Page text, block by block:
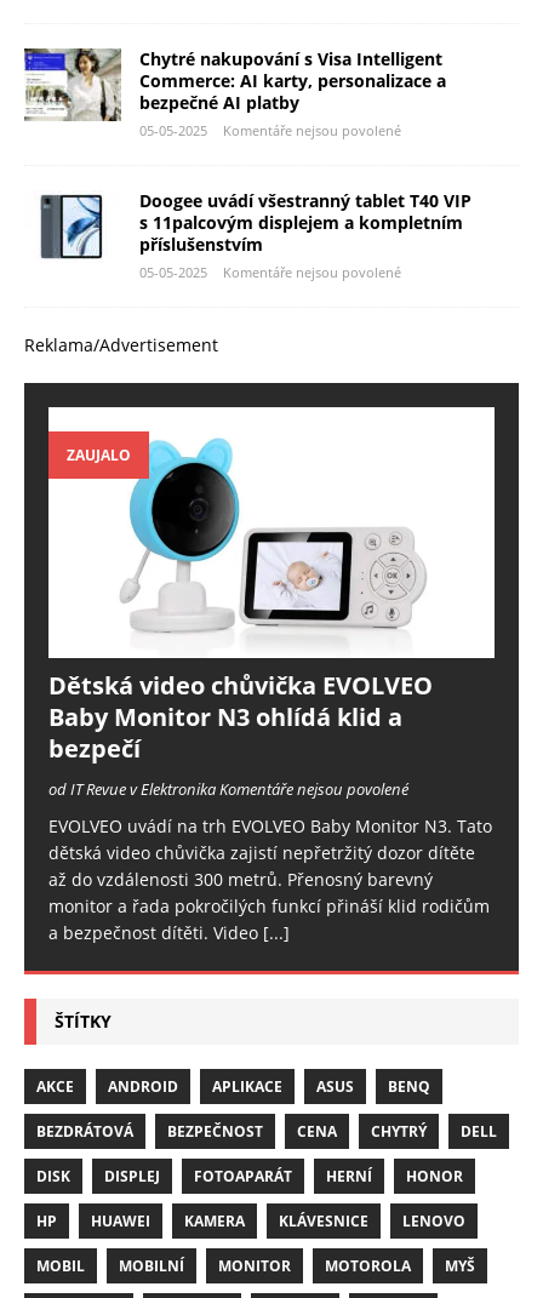
Chytré nakupování s Visa Intelligent
Commerce: AI karty, personalizace a
bezpečné AI platby
05-05-2025 Komentáře nejsou povolené
Doogee uvádí všestranný tablet T40 VIP
s 11palcovým displejem a kompletním
příslušenstvím
05-05-2025 Komentáře nejsou povolené
Reklama/Advertisement
ZAUJALO
Dětská video chůvička EVOLVEO
Baby Monitor N3 ohlídá klid a
bezpečí
od IT Revue v ElektronikaKomentáře nejsou povolené
EVOLVEO uvádí na trh EVOLVEO Baby Monitor N3. Tato
dětská video chůvička zajistí nepřetržitý dozor dítěte
až do vzdálenosti 300 metrů. Přenosný barevný
monitor a řada pokročilých funkcí přináší klid rodičům
a bezpečnost dítěti. Video [...]
ŠTÍTKY
AKCE ANDROID APLIKACE ASUS BENQ
BEZDRÁTOVÁ BEZPEČNOST CENA CHYTRÝ DELL
DISK DISPLEJ FOTOAPARÁT HERNÍ HONOR
HP HUAWEI KAMERA KLÁVESNICE LENOVO
MOBIL MOBILNÍ MONITOR MOTOROLA MYŠ